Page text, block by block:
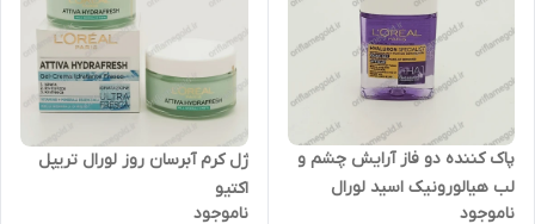
پاک کننده دو فاز آرایش چشم و
لب هیالورونیک اسید لورال
ناموجود
ژل کرم آبرسان روز لورال تریپل
اکتیو
ناموجود